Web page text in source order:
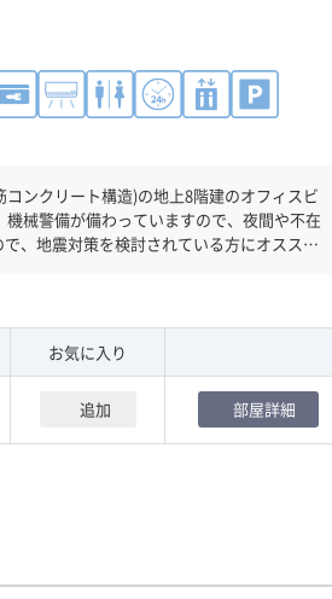
ンクリート構造)の地上8階建のオフィスビ
、地震対策を検討されている方にオススメ
お気に入り
追加 部屋詳細